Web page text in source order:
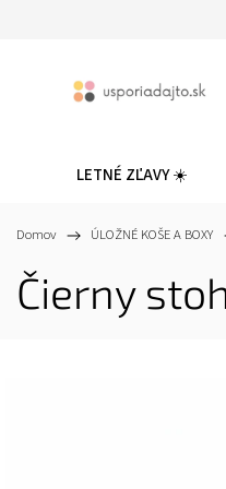
LETNÉ ZĽAVY ☀️
Domov / ÚLOŽNÉ KOŠE A BOXY /
Čierny